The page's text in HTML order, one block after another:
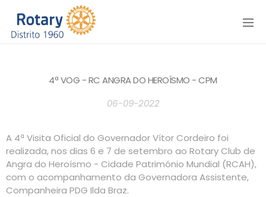
Menu
4ª VOG - RC ANGRA DO HEROÍSMO - CPM
06-09-2022
A 4ª Visita Oficial do Governador Vítor Cordeiro foi
realizada, nos dias 6 e 7 de setembro ao Rotary Club de
Angra do Heroísmo - Cidade Património Mundial (RCAH),
com o acompanhamento da Governadora Assistente,
Companheira PDG Ilda Braz.